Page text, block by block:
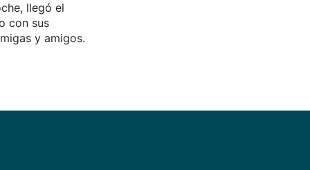
llegó el
con sus
y amigos.